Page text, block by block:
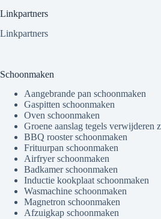
Linkpartners
Linkpartners
Schoonmaken
Aangebrande pan schoonmaken
Gaspitten schoonmaken
Oven schoonmaken
Groene aanslag tegels verwijderen
BBQ rooster schoonmaken
Frituurpan schoonmaken
Airfryer schoonmaken
Badkamer schoonmaken
Inductie kookplaat schoonmaken
Wasmachine schoonmaken
Magnetron schoonmaken
Afzuigkap schoonmaken